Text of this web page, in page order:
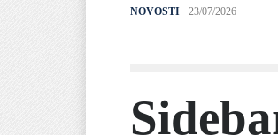
NOVOSTI 23/07/2026